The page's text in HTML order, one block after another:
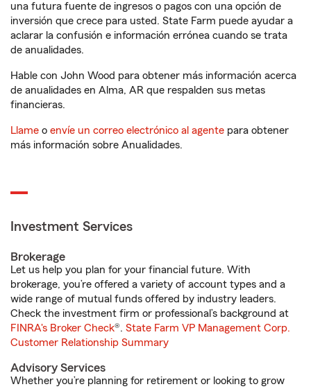
una futura fuente de ingresos o pagos con una opción de
inversión que crece para usted. State Farm puede ayudar a
aclarar la confusión e información errónea cuando se trata
de anualidades.
Hable con John Wood para obtener más información acerca
de anualidades en Alma, AR que respalden sus metas
financieras.
Llame o envíe un correo electrónico al agente para obtener
más información sobre Anualidades.
Investment Services
Brokerage
Let us help you plan for your financial future. With
brokerage, you’re offered a variety of account types and a
wide range of mutual funds offered by industry leaders.
Check the investment firm or professional’s background at
FINRA's Broker Check®. State Farm VP Management Corp.
Customer Relationship Summary
Advisory Services
Whether you’re planning for retirement or looking to grow